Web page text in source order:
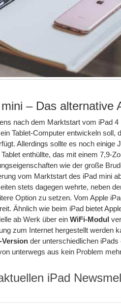
– Das alternative
nach dem Marktstart vom iPad
Tablet-Computer entwickeln soll,
Allerdings sollte es noch einige
Tablet enthüllte, das mit einem 7,9-
wie der große
vom Marktstart des iPad mini
stets dagegen wehrte, neben
Option zu setzen. Vom Apple
Ähnlich wie beim iPad bietet
ab Werk über ein WiFi-Modul
zum Internet hergestellt werden
Version der unterschiedlichen
unterwegs aus kein Problem
iPad